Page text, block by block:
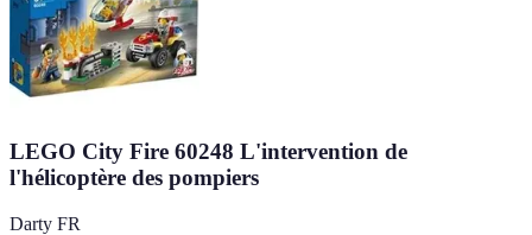
LEGO City Fire 60248 L'intervention de
l'hélicoptère des pompiers
Darty FR